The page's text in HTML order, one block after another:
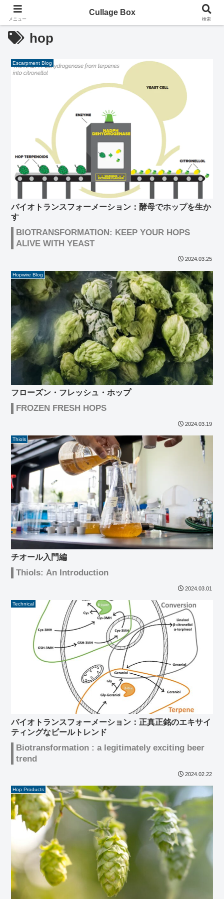
hop
Escarpment Blog
バイオトランスフォーメーション：酵母でホップを生か
す
BIOTRANSFORMATION: KEEP YOUR HOPS
ALIVE WITH YEAST
2024.03.25
Hopwire Blog
フローズン・フレッシュ・ホップ
FROZEN FRESH HOPS
2024.03.19
Thiols
チオール入門編
Thiols: An Introduction
2024.03.01
Technical
バイオトランスフォーメーション：正真正銘のエキサイ
ティングなビールトレンド
Biotransformation : a legitimately exciting beer
trend
2024.02.22
Hop Products
メニュー
Cullage Box
検索